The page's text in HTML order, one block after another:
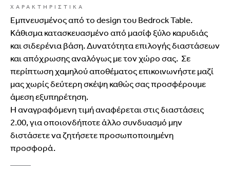
ΧΑΡΑΚΤΗΡΙΣΤΙΚΑ
Εμπνευσμένος από το design του Bedrock Table.
Κάθισμα κατασκευασμένο από μασίφ ξύλο καρυδιάς
και σιδερένια βάση. Δυνατότητα επιλογής διαστάσεων
και απόχρωσης αναλόγως με τον χώρο σας. Σε
περίπτωση χαμηλού αποθέματος επικοινωνήστε μαζί
μας χωρίς δεύτερη σκέψη καθώς σας προσφέρουμε
άμεση εξυπηρέτηση.
Η αναγραφόμενη τιμή αναφέρεται στις διαστάσεις
2.00, για οποιονδήποτε άλλο συνδυασμό μην
διστάσετε να ζητήσετε προσωποποιημένη
προσφορά.